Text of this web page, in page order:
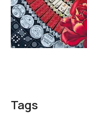
Tags